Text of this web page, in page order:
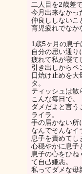
二人目を2歳差
今月出来なかっ
仲良ししないこ
育児疲れでなか
1歳5ヶ月の息子
自分の思い通り
疲れて私が寝て
引き出しからペ
日焼け止めを
タ。
ティッシュは散
こんな毎日で。
ダメだよと言う
ライラ。
手の届かない所
なんでそんなイ
息子を責めてし
心穏やかに息子
息子の心をひね
て自己嫌悪。
私ってダメな母